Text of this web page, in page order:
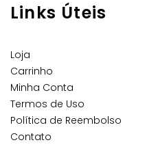
Links Úteis
Loja
Carrinho
Minha Conta
Termos de Uso
Política de Reembolso
Contato